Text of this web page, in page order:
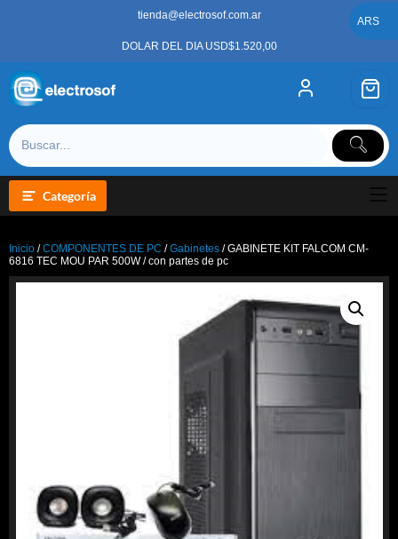
tienda@electrosof.com.ar
DOLAR DEL DIA USD$1.520,00
Categoría
Inicio /COMPONENTES DE PC /Gabinetes / GABINETE KIT FALCOM CM-
6816 TEC MOU PAR 500W / con partes de pc
ARS